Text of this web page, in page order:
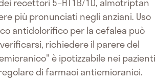
più pronunciati negli anziani. Uso
antidolorifico per la cefalea può
richiedere il parere del
è ipotizzabile nei pazienti
di farmaci antiemicranici.